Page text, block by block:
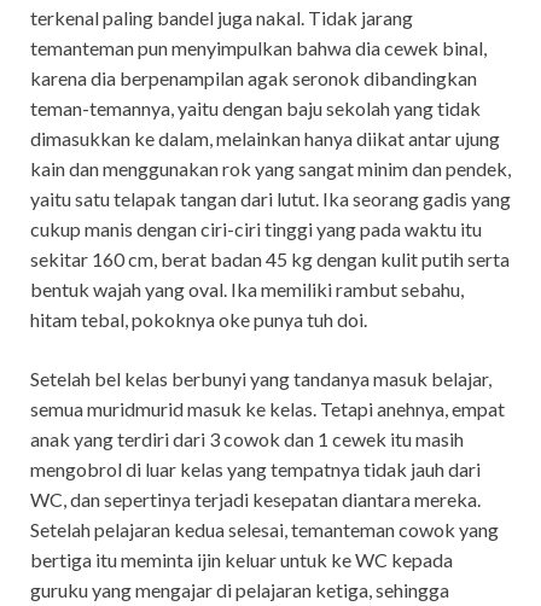
terkenal paling bandel juga nakal. Tidak jarang
temanteman pun menyimpulkan bahwa dia cewek binal,
karena dia berpenampilan agak seronok dibandingkan
teman-temannya, yaitu dengan baju sekolah yang tidak
dimasukkan ke dalam, melainkan hanya diikat antar ujung
kain dan menggunakan rok yang sangat minim dan pendek,
yaitu satu telapak tangan dari lutut. Ika seorang gadis yang
cukup manis dengan ciri-ciri tinggi yang pada waktu itu
sekitar 160 cm, berat badan 45 kg dengan kulit putih serta
bentuk wajah yang oval. Ika memiliki rambut sebahu,
hitam tebal, pokoknya oke punya tuh doi.
Setelah bel kelas berbunyi yang tandanya masuk belajar,
semua muridmurid masuk ke kelas. Tetapi anehnya, empat
anak yang terdiri dari 3 cowok dan 1 cewek itu masih
mengobrol di luar kelas yang tempatnya tidak jauh dari
WC, dan sepertinya terjadi kesepatan diantara mereka.
Setelah pelajaran kedua selesai, temanteman cowok yang
bertiga itu meminta ijin keluar untuk ke WC kepada
guruku yang mengajar di pelajaran ketiga, sehingga